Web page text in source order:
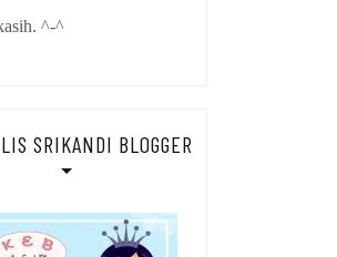
^-^
SRIKANDI BLOGGER